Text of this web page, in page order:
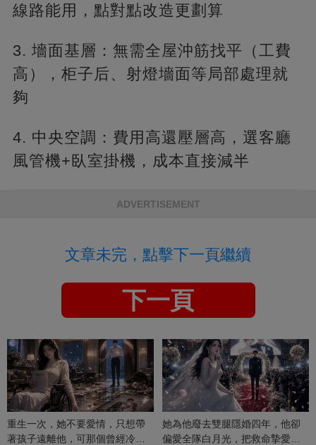
線路能用，點對點改造更劃算
3. 墻面基層：無需全屋沖筋找平（工費
高），柜子后、射燈墻面等局部處理就
夠
4. 中央空調：費用高還壓層高，選客廳
風管機+臥室掛機，成本直接減半
ADVERTISEMENT
文章未完，點擊下一頁繼續
下一頁
重生一次，她不要愛情，只想帶
著孩子遠離他，可那個曾經冷漠
她為他廢去雙腿隱婚四年，他卻
偏愛全隊白月光，把救命摯愛當